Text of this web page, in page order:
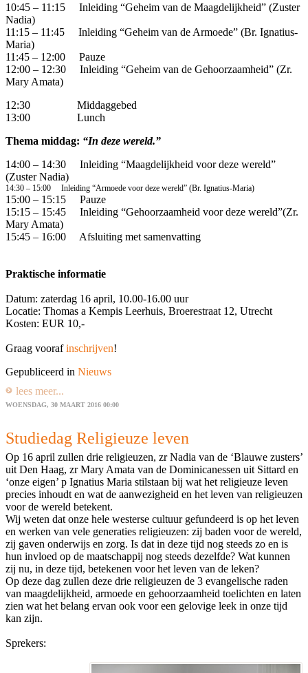
10:45 – 11:15 Inleiding “Geheim van de Maagdelijkheid” (Zuster
Nadia)
11:15 – 11:45 Inleiding “Geheim van de Armoede” (Br. Ignatius-
Maria)
11:45 – 12:00 Pauze
12:00 – 12:30 Inleiding “Geheim van de Gehoorzaamheid” (Zr.
Mary Amata)
12:30 Middaggebed
13:00 Lunch
Thema middag: “In deze wereld.”
14:00 – 14:30 Inleiding “Maagdelijkheid voor deze wereld”
(Zuster Nadia)
14:30 – 15:00 Inleiding “Armoede voor deze wereld” (Br. Ignatius-Maria)
15:00 – 15:15 Pauze
15:15 – 15:45 Inleiding “Gehoorzaamheid voor deze wereld”(Zr.
Mary Amata)
15:45 – 16:00 Afsluiting met samenvatting
Praktische informatie
Datum: zaterdag 16 april, 10.00-16.00 uur
Locatie: Thomas a Kempis Leerhuis, Broerestraat 12, Utrecht
Kosten: EUR 10,-
Graag voorafinschrijven!
Gepubliceerd in Nieuws
lees meer...
WOENSDAG, 30 MAART 2016 00:00
Studiedag Religieuze leven
Op 16 april zullen drie religieuzen, zr Nadia van de ‘Blauwe zusters’
uit Den Haag, zr Mary Amata van de Dominicanessen uit Sittard en
‘onze eigen’ p Ignatius Maria stilstaan bij wat het religieuze leven
precies inhoudt en wat de aanwezigheid en het leven van religieuzen
voor de wereld betekent.
Wij weten dat onze hele westerse cultuur gefundeerd is op het leven
en werken van vele generaties religieuzen: zij baden voor de wereld,
zij gaven onderwijs en zorg. Is dat in deze tijd nog steeds zo en is
hun invloed op de maatschappij nog steeds dezelfde? Wat kunnen
zij nu, in deze tijd, betekenen voor het leven van de leken?
Op deze dag zullen deze drie religieuzen de 3 evangelische raden
van maagdelijkheid, armoede en gehoorzaamheid toelichten en laten
zien wat het belang ervan ook voor een gelovige leek in onze tijd
kan zijn.
Sprekers: